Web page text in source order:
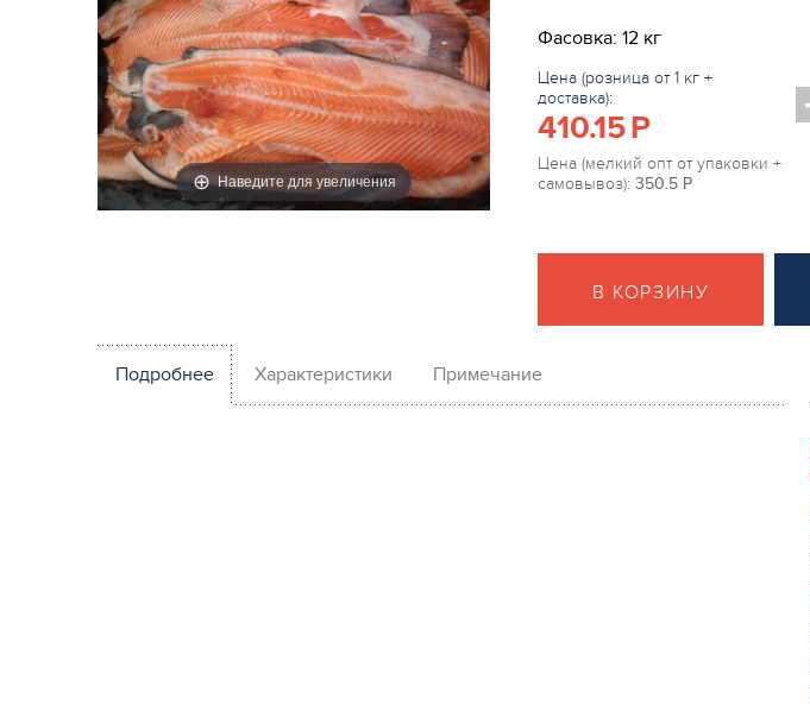
Наведите для увеличения
Фасовка: 12 кг
Цена (розница от 1 кг +
доставка):
410.15P
Цена (мелкий опт от упаковки +
самовывоз): 350.5 P
В КОРЗИНУ
Подробнее Характеристики Примечание